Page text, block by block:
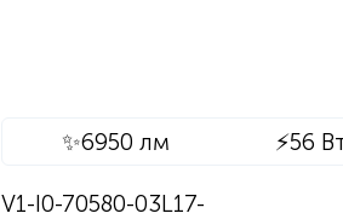
✨6950 лм ⚡56
V1-I0-70580-03L17-